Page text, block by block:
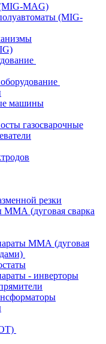
MAG)
(MIG-
машины
газосварочные
резки
ММА (дуговая сварка
ММА (дуговая
- инверторы